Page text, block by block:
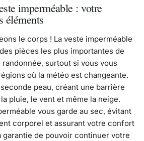
imperméable : votre
éléments
le corps ! La veste imperméable
pièces les plus importantes de
surtout si vous vous
où la météo est changeante.
peau, créant une barrière
pluie, le vent et même la neige.
vous garde au sec, évitant
corporel et assurant votre confort
garantie de pouvoir continuer votre